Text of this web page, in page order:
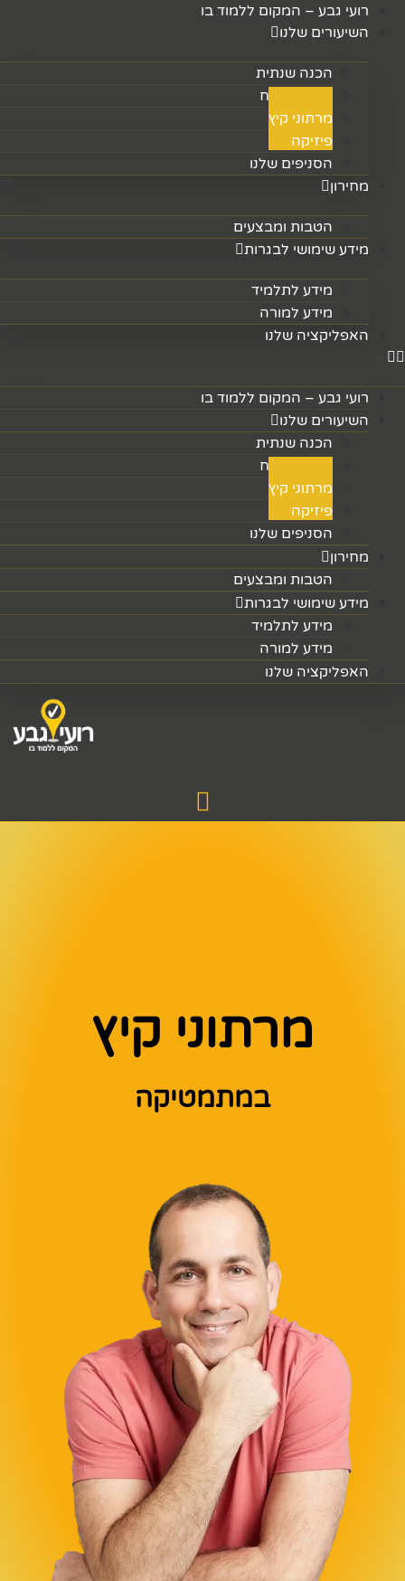
רועי גבע – המקום ללמוד בו
השיעורים שלנו
הכנה שנתית
מרתוני פסח
מרתוני קיץ
פיזיקה
הסניפים שלנו
מחירון
הטבות ומבצעים
מידע שימושי לבגרות
מידע לתלמיד
מידע למורה
האפליקציה שלנו
רועי גבע – המקום ללמוד בו
השיעורים שלנו
הכנה שנתית
מרתוני פסח
מרתוני קיץ
פיזיקה
הסניפים שלנו
מחירון
הטבות ומבצעים
מידע שימושי לבגרות
מידע לתלמיד
מידע למורה
האפליקציה שלנו
מרתוני קיץ
במתמטיקה